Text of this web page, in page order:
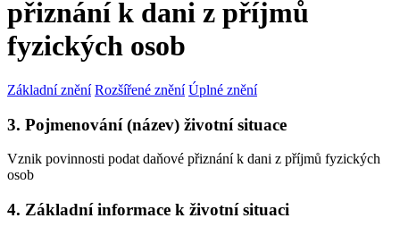
přiznání k dani z příjmů
fyzických osob
Základní znění Rozšířené znění Úplné znění
3. Pojmenování (název) životní situace
Vznik povinnosti podat daňové přiznání k dani z příjmů fyzických
osob
4. Základní informace k životní situaci